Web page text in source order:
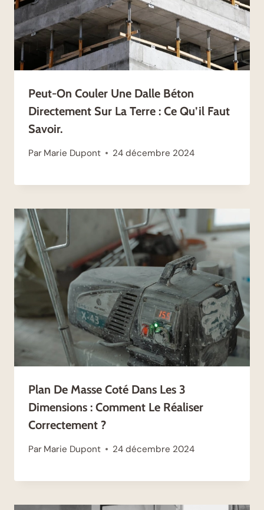
Peut-On Couler Une Dalle Béton
Directement Sur La Terre : Ce Qu’il Faut
Savoir.
Par Marie Dupont 24 décembre 2024
Plan De Masse Coté Dans Les 3
Dimensions : Comment Le Réaliser
Correctement ?
Par Marie Dupont 24 décembre 2024